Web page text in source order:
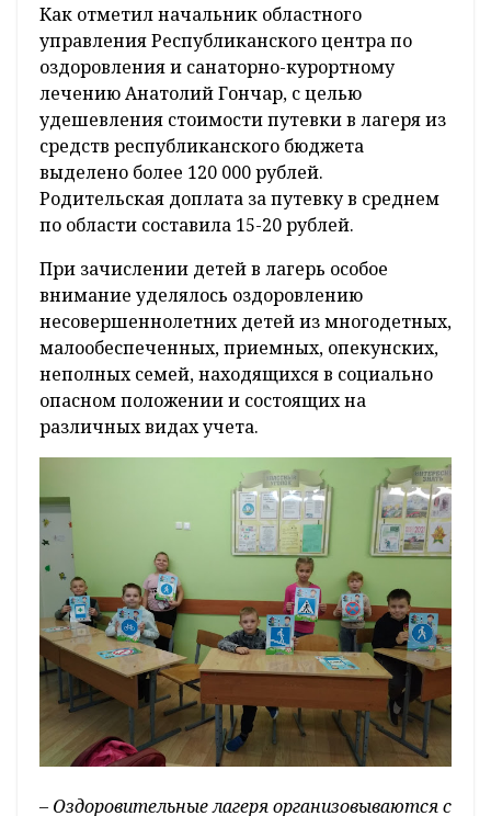
Как отметил начальник областного
управления Республиканского центра по
оздоровления и санаторно-курортному
лечению Анатолий Гончар, с целью
удешевления стоимости путевки в лагеря из
средств республиканского бюджета
выделено более 120 000 рублей.
Родительская доплата за путевку в среднем
по области составила 15-20 рублей.
При зачислении детей в лагерь особое
внимание уделялось оздоровлению
несовершеннолетних детей из многодетных,
малообеспеченных, приемных, опекунских,
неполных семей, находящихся в социально
опасном положении и состоящих на
различных видах учета.
– Оздоровительные лагеря организовываются с